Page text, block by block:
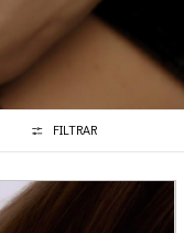
FILTRAR